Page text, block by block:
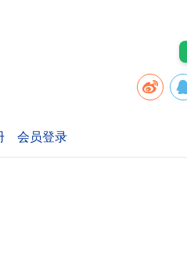
会员登录